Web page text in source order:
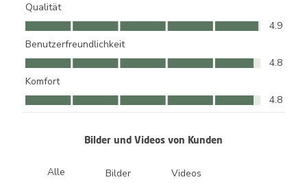
Qualität
Qualität, 4.9 von 5
4.9
Benutzerfreundlichkeit
Benutzerfreundlichkeit, 4.8 von 5
4.8
Komfort
Komfort, 4.8 von 5
4.8
Bilder und Videos von Kunden